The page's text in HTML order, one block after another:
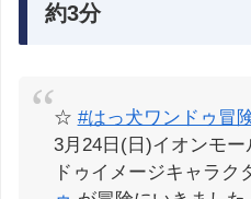
約3分
☆ #はっ犬ワンドゥ冒
3月24日(日)イオンモ
ドゥイメージキャラク